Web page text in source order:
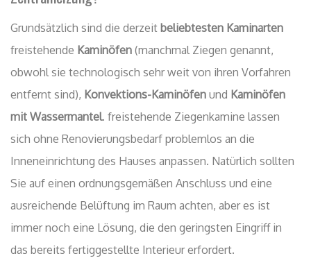
Grundsätzlich sind die derzeit beliebtesten Kaminarten
freistehende Kaminöfen (manchmal Ziegen genannt,
obwohl sie technologisch sehr weit von ihren Vorfahren
entfernt sind), Konvektions-Kaminöfen und Kaminöfen
mit Wassermantel. freistehende Ziegenkamine lassen
sich ohne Renovierungsbedarf problemlos an die
Inneneinrichtung des Hauses anpassen. Natürlich sollten
Sie auf einen ordnungsgemäßen Anschluss und eine
ausreichende Belüftung im Raum achten, aber es ist
immer noch eine Lösung, die den geringsten Eingriff in
das bereits fertiggestellte Interieur erfordert.